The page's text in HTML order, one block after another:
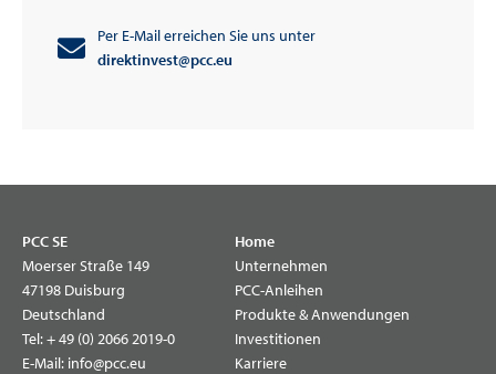
Per E-Mail erreichen Sie uns unter
direktinvest@pcc.eu
PCC SE
Moerser Straße 149
47198 Duisburg
Deutschland
Tel:+ 49 (0) 2066 2019-0
E-Mail: info@pcc.eu
Home
Unternehmen
PCC-Anleihen
Produkte & Anwendungen
Investitionen
Karriere